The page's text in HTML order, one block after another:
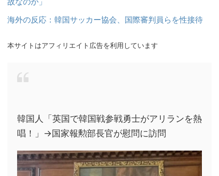
海外の反応：韓国サッカー協会、国際審判員らを性接待
本サイトはアフィリエイト広告を利用しています
韓国人「英国で韓国戦参戦勇士がアリランを熱
唱！」→国家報勲部長官が慰問に訪問